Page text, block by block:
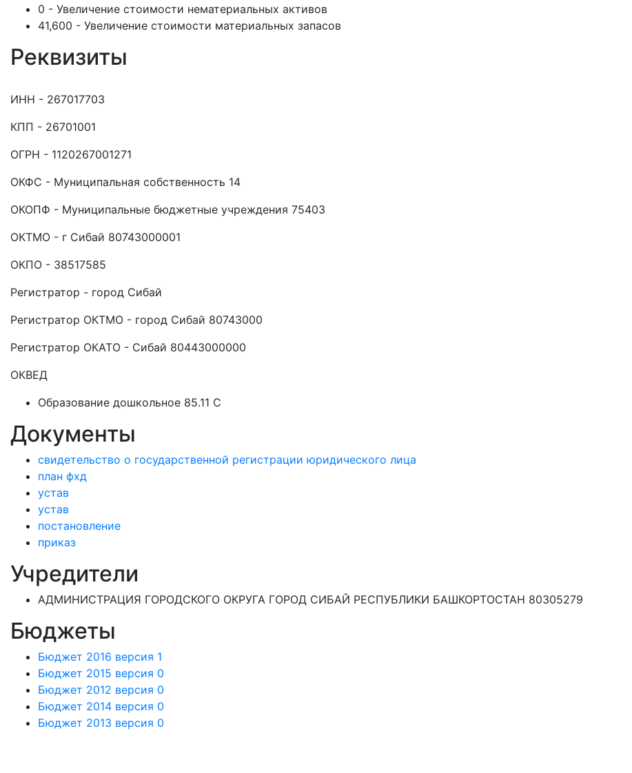
0 - Увеличение стоимости нематериальных активов
41,600 - Увеличение стоимости материальных запасов
Реквизиты
ИНН - 267017703
КПП - 26701001
ОГРН - 1120267001271
ОКФС - Муниципальная собственность 14
ОКОПФ - Муниципальные бюджетные учреждения 75403
ОКТМО - г Сибай 80743000001
ОКПО - 38517585
Регистратор - город Сибай
Регистратор ОКТМО - город Сибай 80743000
Регистратор ОКАТО - Сибай 80443000000
ОКВЕД
Образование дошкольное 85.11 C
Документы
свидетельство о государственной регистрации юридического лица
план фхд
устав
устав
постановление
приказ
Учредители
АДМИНИСТРАЦИЯ ГОРОДСКОГО ОКРУГА ГОРОД СИБАЙ РЕСПУБЛИКИ БАШКОРТОСТАН 80305279
Бюджеты
Бюджет 2016 версия 1
Бюджет 2015 версия 0
Бюджет 2012 версия 0
Бюджет 2014 версия 0
Бюджет 2013 версия 0